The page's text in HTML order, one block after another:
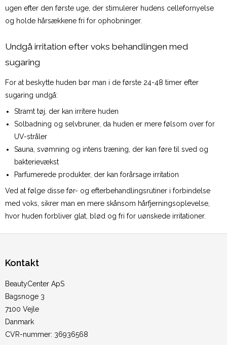
ugen efter den første uge, der stimulerer hudens cellefornyelse
og holde hårsækkene fri for ophobninger.
Undgå irritation efter voks behandlingen med
sugaring
For at beskytte huden bør man i de første 24-48 timer efter
sugaring undgå:
Stramt tøj, der kan irritere huden
Solbadning og selvbruner, da huden er mere følsom over for
UV-stråler
Sauna, svømning og intens træning, der kan føre til sved og
bakterievækst
Parfumerede produkter, der kan forårsage irritation
Ved at følge disse før- og efterbehandlingsrutiner i forbindelse
med voks, sikrer man en mere skånsom hårfjerningsoplevelse,
hvor huden forbliver glat, blød og fri for uønskede irritationer.
Kontakt
BeautyCenter ApS
Bagsnoge 3
7100 Vejle
Danmark
CVR-nummer: 36936568